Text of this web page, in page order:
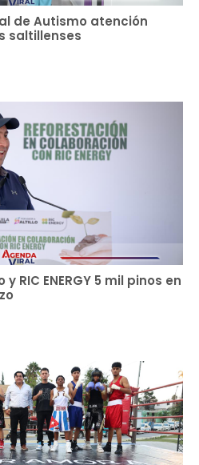
de Autismo atención
saltillenses
RIC ENERGY 5 mil pinos en